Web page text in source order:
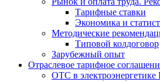
Тарифные ставки
Экономика и
Методические
Типовой колдоговор
Зарубежный опыт
Отраслевое тарифное
ОТС в